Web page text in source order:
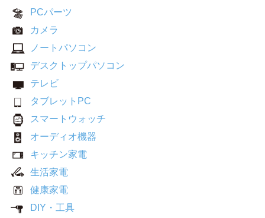
PCパーツ
カメラ
ノートパソコン
デスクトップパソコン
テレビ
タブレットPC
スマートウォッチ
オーディオ機器
キッチン家電
生活家電
健康家電
DIY・工具